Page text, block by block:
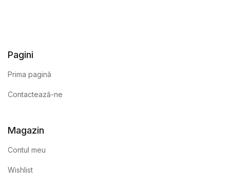
Pagini
Prima pagină
Contactează-ne
Magazin
Contul meu
Wishlist